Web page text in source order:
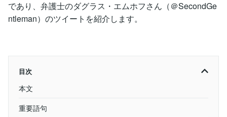
であり、弁護士のダグラス・エムホフさん（＠SecondGe
ntleman）のツイートを紹介します。
目次
本文
重要語句